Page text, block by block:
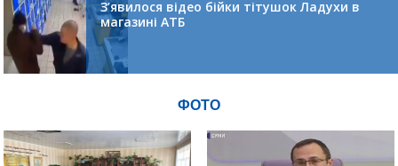
З’явилося відео бійки тітушок Ладухи в
магазині АТБ
ФОТО